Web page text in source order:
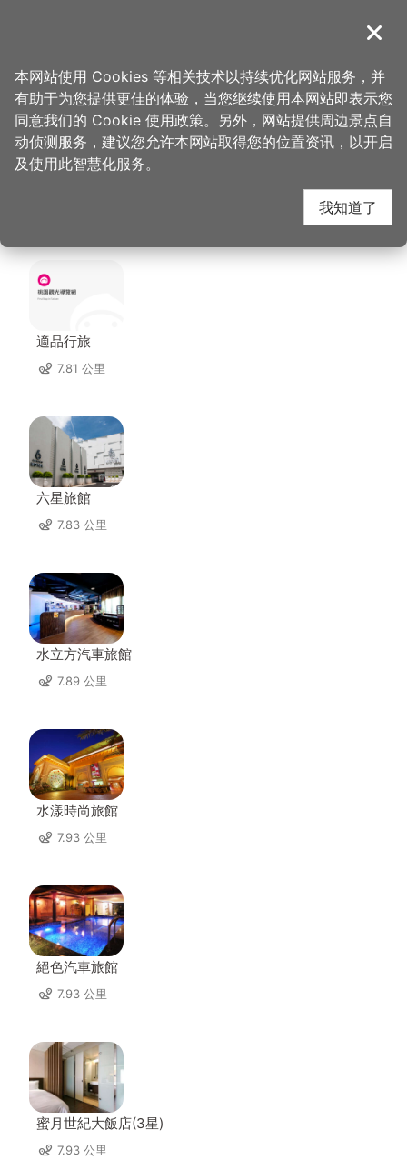
導覽
首页 > 想去的地方 > 美食、购物 > 大江国际购物中心
大江国际购物中心 周边
住宿
適品行旅
7.81 公里
六星旅館
7.83 公里
水立方汽車旅館
7.89 公里
水漾時尚旅館
7.93 公里
絕色汽車旅館
7.93 公里
蜜月世紀大飯店(3星)
7.93 公里
关闭
本网站使用 Cookies 等相关技术以持续优化网站服务，并
有助于为您提供更佳的体验，当您继续使用本网站即表示您
同意我们的 Cookie 使用政策。另外，网站提供周边景点自
动侦测服务，建议您允许本网站取得您的位置资讯，以开启
及使用此智慧化服务。
我知道了